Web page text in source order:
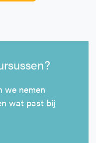
we nemen
wat past bij